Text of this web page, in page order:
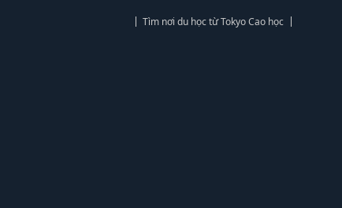
Tìm nơi du học từ Tokyo Cao học